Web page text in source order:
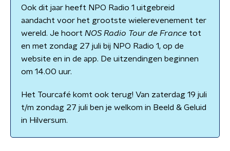
Ook dit jaar heeft NPO Radio 1 uitgebreid
aandacht voor het grootste wielerevenement ter
wereld. Je hoort NOS Radio Tour de France tot
en met zondag 27 juli bij NPO Radio 1, op de
website en in de app. De uitzendingen beginnen
om 14.00 uur.
Het Tourcafé komt ook terug! Van zaterdag 19 juli
t/m zondag 27 juli ben je welkom in Beeld & Geluid
in Hilversum.